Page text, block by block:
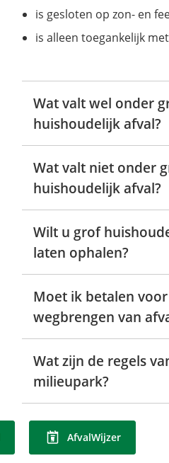
is gesloten op zon- en
is alleen toegankelijk
Wat valt wel onder
huishoudelijk afval?
Wat valt niet onder
huishoudelijk afval?
Wilt u grof
laten ophalen?
Moet ik betalen
wegbrengen van
Wat zijn de regels
milieupark?
AfvalWijzer